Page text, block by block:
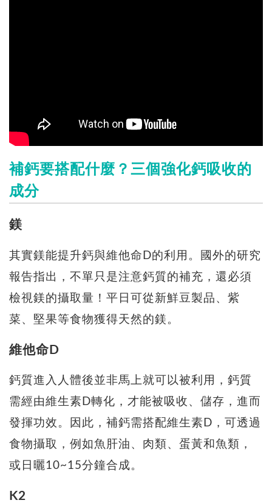
補鈣要搭配什麼？三個強化鈣吸收的
成分
鎂
其實鎂能提升鈣與維他命D的利用。國外的研究
報告指出，不單只是注意鈣質的補充，還必須
檢視鎂的攝取量！平日可從新鮮豆製品、紫
菜、堅果等食物獲得天然的鎂。
維他命D
鈣質進入人體後並非馬上就可以被利用，鈣質
需經由維生素D轉化，才能被吸收、儲存，進而
發揮功效。因此，補鈣需搭配維生素D，可透過
食物攝取，例如魚肝油、肉類、蛋黃和魚類，
或日曬10~15分鐘合成。
K2